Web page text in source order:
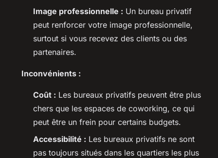
Image professionnelle : Un bureau privatif
peut renforcer votre image professionnelle,
surtout si vous recevez des clients ou des
partenaires.
Inconvénients :
Coût : Les bureaux privatifs peuvent être plus
chers que les espaces de coworking, ce qui
peut être un frein pour certains budgets.
Accessibilité : Les bureaux privatifs ne sont
pas toujours situés dans les quartiers les plus